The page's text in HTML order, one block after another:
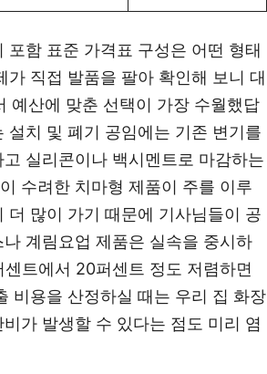
함 표준 가격표 구성은 어떤 형태
직접 발품을 팔아 확인해 보니 대
예산에 맞춘 선택이 가장 수월했답
설치 및 폐기 공임에는 기존 변기를
실리콘이나 백시멘트로 마감하는
수려한 치마형 제품이 주를 이루
많이 가기 때문에 기사님들이 공
계림요업 제품은 실속을 중시하
트에서 20퍼센트 정도 저렴하면
비용을 산정하실 때는 우리 집 화장
가 발생할 수 있다는 점도 미리 염